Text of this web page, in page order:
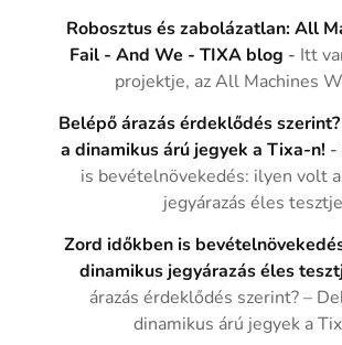
Robosztus és zabolázatlan: All
Fail - And We - TIXA blog - Itt
projektje, az All Machines
Belépő árazás érdeklődés
a dinamikus árú jegyek a Tixa-n! -
is bevételnövekedés: ilyen volt
jegyárazás éles tesztje
Zord időkben is
dinamikus jegyárazás éles
árazás érdeklődés szerint? –
dinamikus árú jegyek a